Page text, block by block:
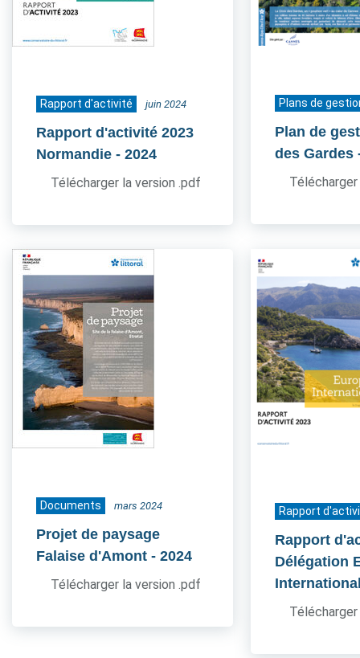
Rapport d'activité juin 2024
Rapport d'activité 2023
Normandie - 2024
Télécharger la version .pdf
Plans de
Plan de
des Gardes
Documents mars 2024
Projet de paysage
Falaise d'Amont - 2024
Télécharger la version .pdf
Rapport
Rapport
Délégation